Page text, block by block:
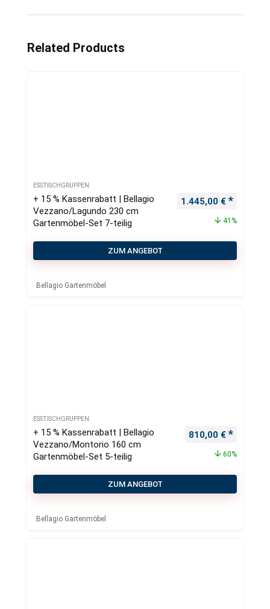
Related Products
ESSTISCHGRUPPEN
+ 15 % Kassenrabatt | Bellagio
Vezzano/Lagundo 230 cm
Gartenmöbel-Set 7-teilig
Ursprünglicher
1.445,00 €
41%
ZUM ANGEBOT
Bellagio Gartenmöbel
ESSTISCHGRUPPEN
+ 15 % Kassenrabatt | Bellagio
Vezzano/Montorio 160 cm
Gartenmöbel-Set 5-teilig
Ursprünglicher
810,00 €
60%
ZUM ANGEBOT
Bellagio Gartenmöbel